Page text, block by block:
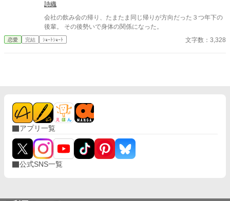
詩織
会社の飲み会の帰り、たまたま同じ帰りが方向だった３つ年下の
後輩。 その後勢いで身体の関係になった。
恋愛 完結 ｼｮｰﾄｼｮｰﾄ 文字数：3,328
アプリ一覧
公式SNS一覧